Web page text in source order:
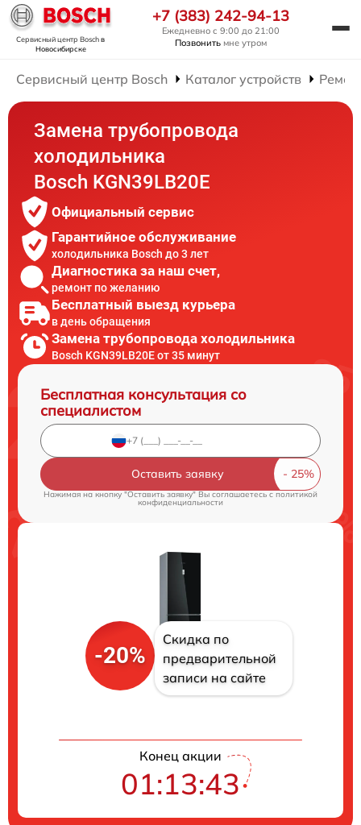
Сервисный центр Boschв
Новосибирске
+7 (383) 242-94-13
Ежедневно с 9:00 до 21:00
Позвонить мне утром
Сервисный центр Bosch Каталог устройств
Замена трубопровода
холодильника
Bosch KGN39LB20E
Официальный сервис
Гарантийное обслуживание
холодильника Bosch до 3 лет
Диагностика за наш счет,
ремонт по желанию
Бесплатный выезд курьера
в день обращения
Замена трубопровода холодильника
Bosch KGN39LB20E от 35 минут
Бесплатная консультация со
специалистом
Оставить заявку
Нажимая на кнопку "Оставить заявку" Вы соглашаетесь cполитикой
конфиденциальности
-20%
Скидка по
предварительной
записи на сайте
Конец акции
01:13:42